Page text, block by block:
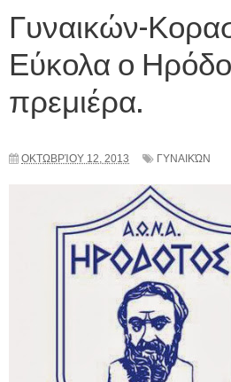
Γυναικών-
Εύκολα ο
πρεμιέρα.
ΟΚΤΩΒΡΊΟΥ 12, 2013 ΓΥΝΑΙΚΏΝ